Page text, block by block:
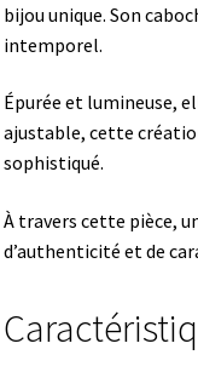
bijou unique. Son
intemporel.
Épurée et lumineuse,
ajustable, cette
sophistiqué.
À travers cette pièce,
d’authenticité et de